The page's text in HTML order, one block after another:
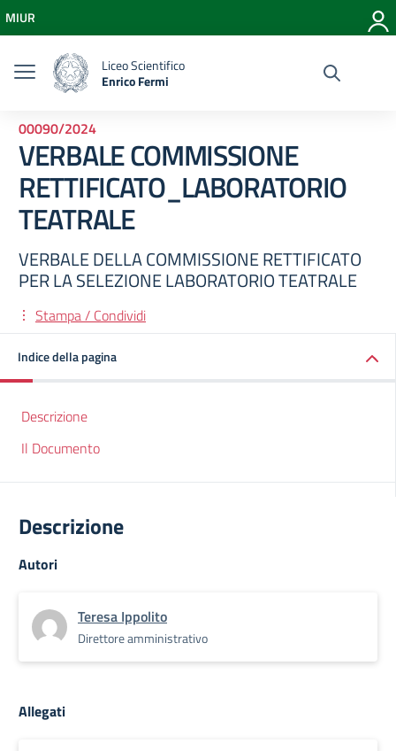
Vai al menu di navigazione
Vai al footer
MIUR
Liceo Scientifico
Enrico Fermi
00090/2024
VERBALE COMMISSIONE
RETTIFICATO_LABORATORIO
TEATRALE
VERBALE DELLA COMMISSIONE RETTIFICATO
PER LA SELEZIONE LABORATORIO TEATRALE
Stampa / Condividi
Indice della pagina
Descrizione
Il Documento
Descrizione
Autori
Teresa Ippolito
Direttore amministrativo
Allegati